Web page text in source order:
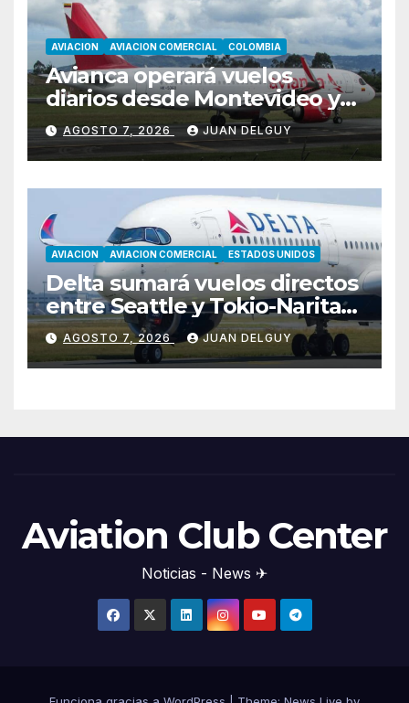
AVIACION AVIACION COMERCIAL COLOMBIA
Avianca operará vuelos
diarios desde Montevideo y
Asunción hacia Bogotá
AGOSTO 7, 2026 JUAN DELGUY
AVIACION AVIACION COMERCIAL ESTADOS UNIDOS
Delta sumará vuelos directos
entre Seattle y Tokio-Narita
desde marzo de 2027
AGOSTO 7, 2026 JUAN DELGUY
Aviation Club Center
Noticias - News ✈